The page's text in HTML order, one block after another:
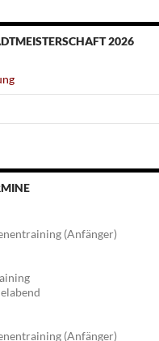
2026
(Anfänger)
(Anfänger)